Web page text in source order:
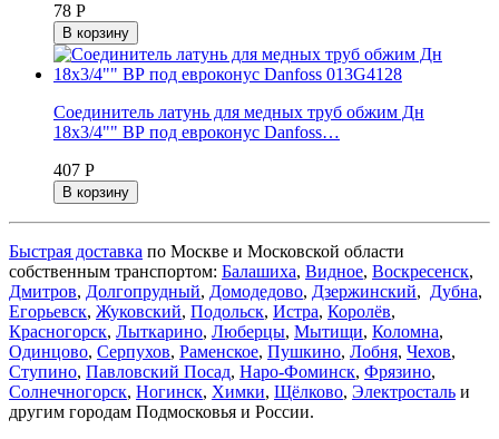
78 Р
В корзину
Соединитель латунь для медных труб обжим Дн
18x3/4"" ВР под евроконус Danfoss…
407 Р
В корзину
Быстрая доставка по Москве и Московской области
собственным транспортом: Балашиха, Видное, Воскресенск,
Дмитров, Долгопрудный, Домодедово, Дзержинский, Дубна,
Егорьевск, Жуковский, Подольск, Истра, Королёв,
Красногорск, Лыткарино, Люберцы, Мытищи, Коломна,
Одинцово, Серпухов, Раменское, Пушкино, Лобня, Чехов,
Ступино, Павловский Посад, Наро-Фоминск, Фрязино,
Солнечногорск, Ногинск, Химки, Щёлково, Электросталь и
другим городам Подмосковья и России.